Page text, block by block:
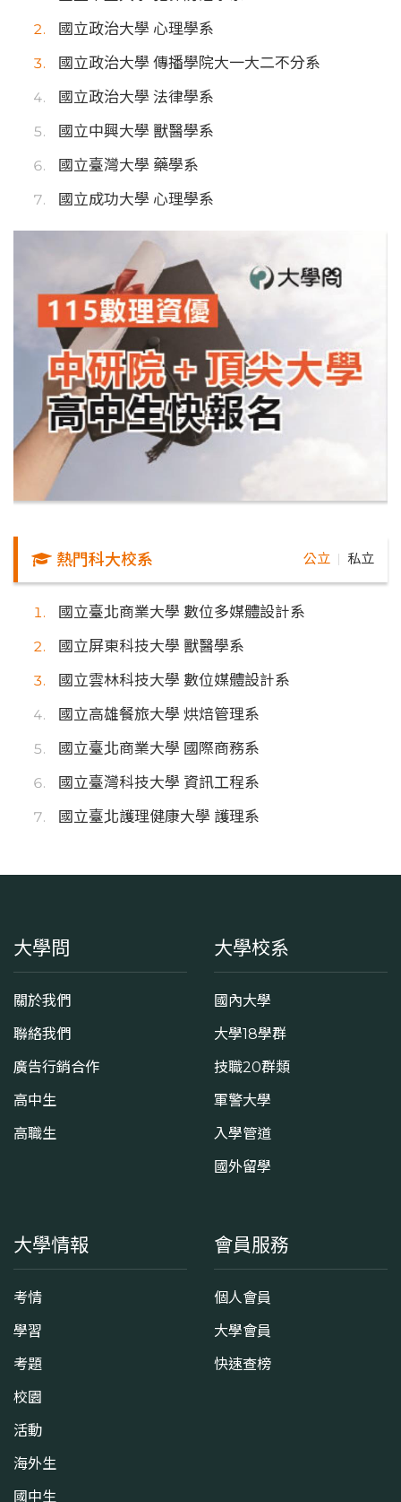
國立政治大學 心理學系
國立政治大學 傳播學院大一大二不分系
國立政治大學 法律學系
國立中興大學 獸醫學系
國立臺灣大學 藥學系
國立成功大學 心理學系
熱門科大校系 公立 私立
國立臺北商業大學 數位多媒體設計系
國立屏東科技大學 獸醫學系
國立雲林科技大學 數位媒體設計系
國立高雄餐旅大學 烘焙管理系
國立臺北商業大學 國際商務系
國立臺灣科技大學 資訊工程系
國立臺北護理健康大學 護理系
大學問
關於我們
聯絡我們
廣告行銷合作
高中生
高職生
大學校系
國內大學
大學18學群
技職20群類
軍警大學
入學管道
國外留學
大學情報
考情
學習
考題
校園
活動
海外生
國中生
會員服務
個人會員
大學會員
快速查榜